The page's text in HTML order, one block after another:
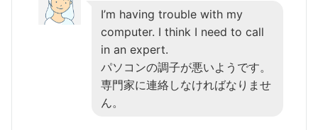
I’m having trouble with my
computer. I think I need to call
in an expert.
パソコンの調子が悪いようです。
専門家に連絡しなければなりませ
ん。